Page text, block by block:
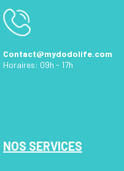
Contact@mydodolife.com
Horaires: 09h - 17h
NOS SERVICES